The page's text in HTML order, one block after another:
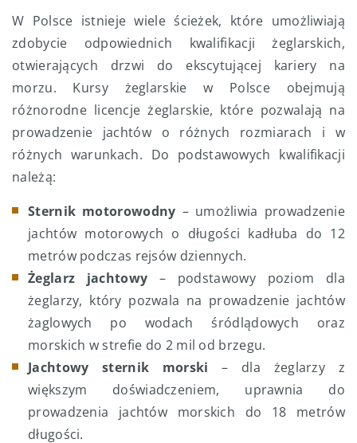
W Polsce istnieje wiele ścieżek, które umożliwiają
zdobycie odpowiednich kwalifikacji żeglarskich,
otwierających drzwi do ekscytującej kariery na
morzu. Kursy żeglarskie w Polsce obejmują
różnorodne licencje żeglarskie, które pozwalają na
prowadzenie jachtów o różnych rozmiarach i w
różnych warunkach. Do podstawowych kwalifikacji
należą:
Sternik motorowodny – umożliwia prowadzenie
jachtów motorowych o długości kadłuba do 12
metrów podczas rejsów dziennych.
Żeglarz jachtowy – podstawowy poziom dla
żeglarzy, który pozwala na prowadzenie jachtów
żaglowych po wodach śródlądowych oraz
morskich w strefie do 2 mil od brzegu.
Jachtowy sternik morski – dla żeglarzy z
większym doświadczeniem, uprawnia do
prowadzenia jachtów morskich do 18 metrów
długości.